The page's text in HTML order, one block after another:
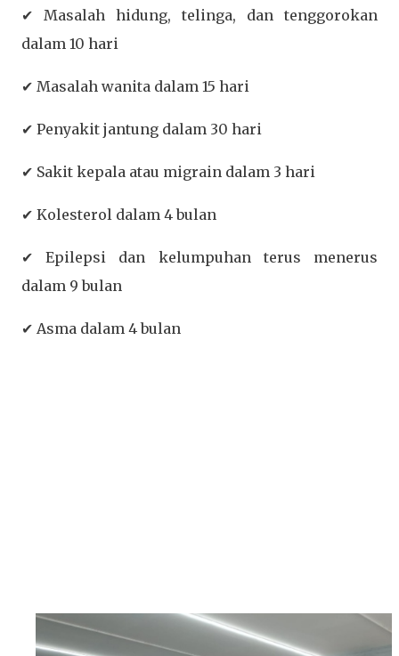
✔ Masalah hidung, telinga, dan tenggorokan
dalam 10 hari
✔ Masalah wanita dalam 15 hari
✔ Penyakit jantung dalam 30 hari
✔ Sakit kepala atau migrain dalam 3 hari
✔ Kolesterol dalam 4 bulan
✔ Epilepsi dan kelumpuhan terus menerus
dalam 9 bulan
✔ Asma dalam 4 bulan